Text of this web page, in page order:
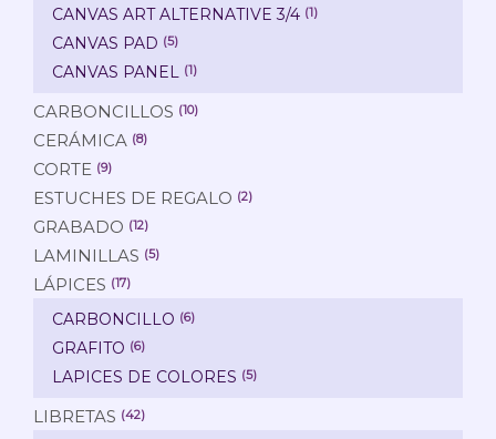
CANVAS ART ALTERNATIVE 3/4 (1)
CANVAS PAD (5)
CANVAS PANEL (1)
CARBONCILLOS (10)
CERÁMICA (8)
CORTE (9)
ESTUCHES DE REGALO (2)
GRABADO (12)
LAMINILLAS (5)
LÁPICES (17)
CARBONCILLO (6)
GRAFITO (6)
LAPICES DE COLORES (5)
LIBRETAS (42)